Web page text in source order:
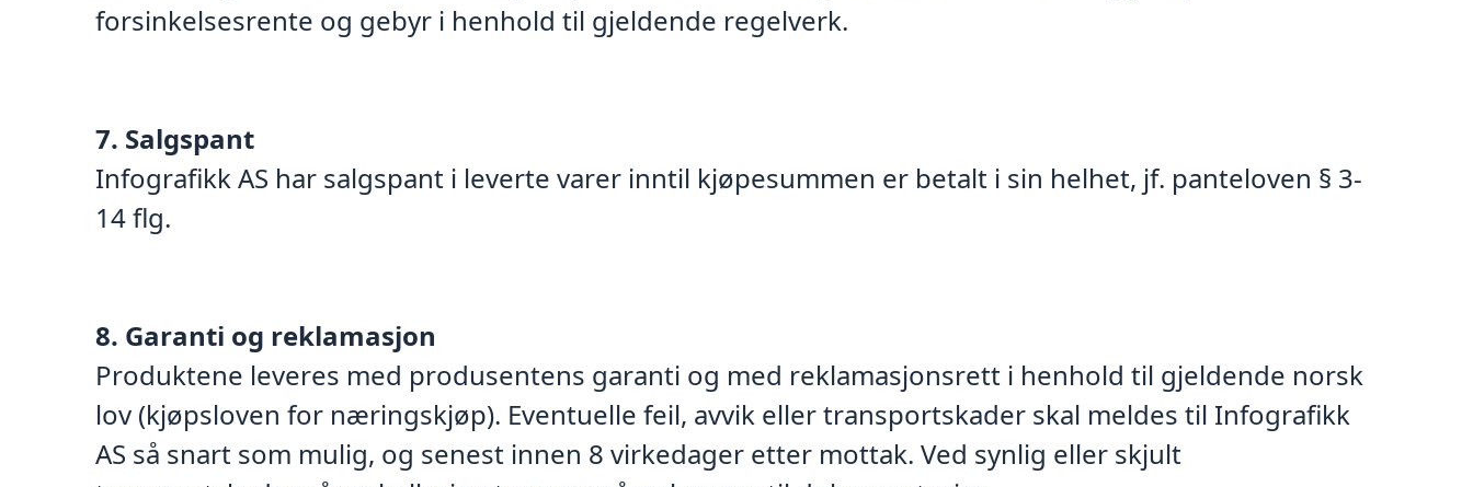
forsinkelsesrente og gebyr i henhold til gjeldende regelverk.
7. Salgspant
Infografikk AS har salgspant i leverte varer inntil kjøpesummen er betalt i sin helhet, jf. panteloven § 3-
14 flg.
8. Garanti og reklamasjon
Produktene leveres med produsentens garanti og med reklamasjonsrett i henhold til gjeldende norsk
lov (kjøpsloven for næringskjøp). Eventuelle feil, avvik eller transportskader skal meldes til Infografikk
AS så snart som mulig, og senest innen 8 virkedager etter mottak. Ved synlig eller skjult